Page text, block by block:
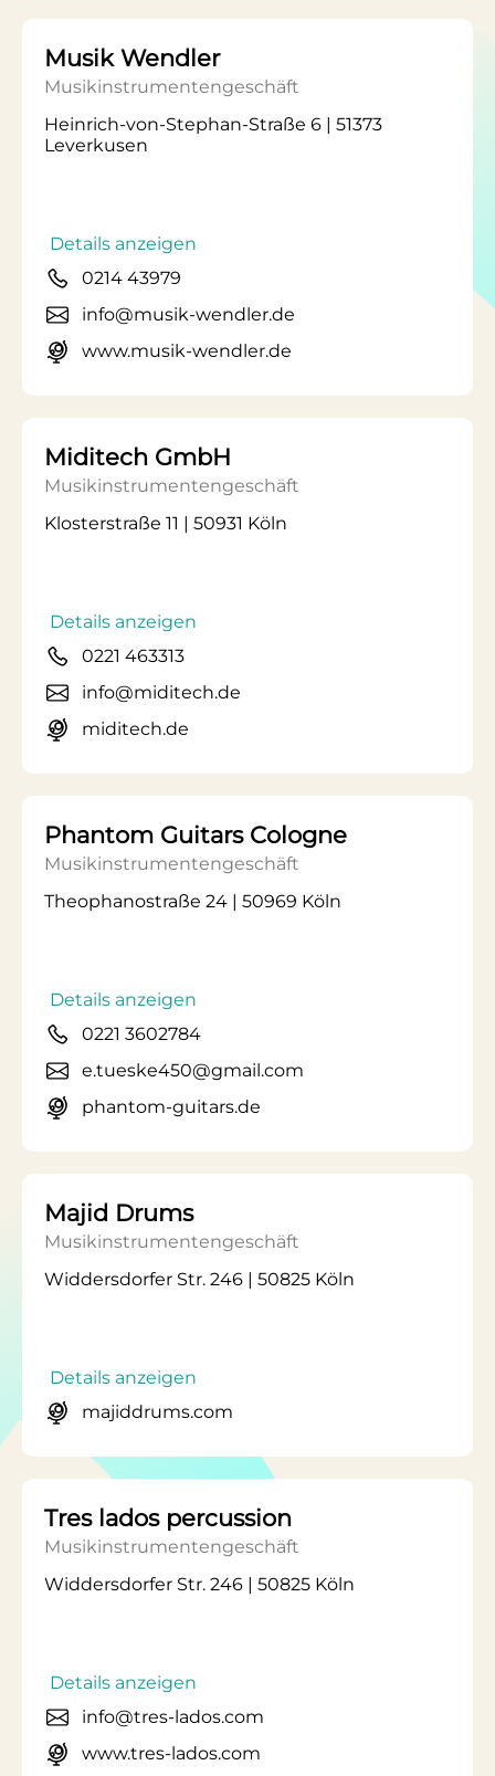
Musik Wendler
Musikinstrumentengeschäft
Heinrich-von-Stephan-Straße 6 | 51373
Leverkusen
Details anzeigen
0214 43979
info@musik-wendler.de
www.musik-wendler.de
Miditech GmbH
Musikinstrumentengeschäft
Klosterstraße 11 | 50931 Köln
Details anzeigen
0221 463313
info@miditech.de
miditech.de
Phantom Guitars Cologne
Musikinstrumentengeschäft
Theophanostraße 24 | 50969 Köln
Details anzeigen
0221 3602784
e.tueske450@gmail.com
phantom-guitars.de
Majid Drums
Musikinstrumentengeschäft
Widdersdorfer Str. 246 | 50825 Köln
Details anzeigen
majiddrums.com
Tres lados percussion
Musikinstrumentengeschäft
Widdersdorfer Str. 246 | 50825 Köln
Details anzeigen
info@tres-lados.com
www.tres-lados.com